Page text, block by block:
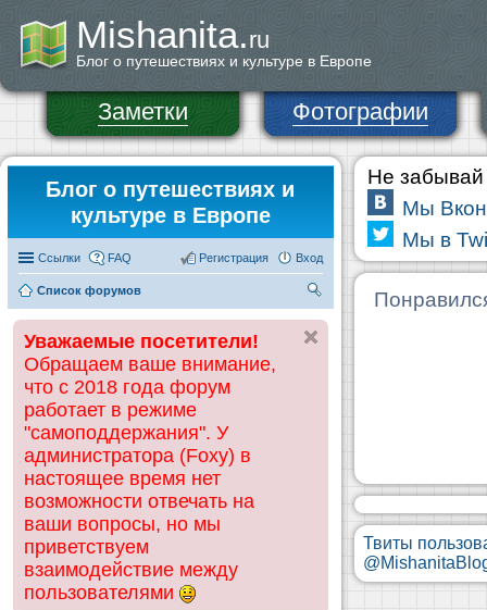
Mishanita.ru
Блог о путешествиях и культуре в Европе
Заметки Фотографии
Блог о путешествиях и
культуре в Европе
Ссылки FAQ Вход
Регистрация
Список форумов
ск
Уважаемые посетители!
Обращаем ваше внимание,
что с 2018 года форум
работает в режиме
"самоподдержания". У
администратора (Foxy) в
настоящее время нет
возможности отвечать на
ваши вопросы, но мы
приветствуем
взаимодействие между
пользователями
Не забывай
Мы
Мы в
Твиты